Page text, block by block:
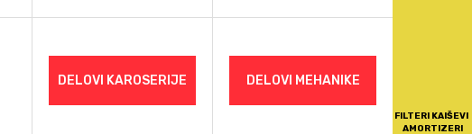
DELOVI KAROSERIJE DELOVI MEHANIKE
FILTERI KAIŠEVI
AMORTIZERI